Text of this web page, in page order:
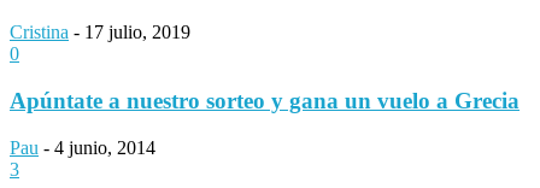
Cristina - 17 julio, 2019
0
Apúntate a nuestro sorteo y gana un vuelo a Grecia
Pau - 4 junio, 2014
3